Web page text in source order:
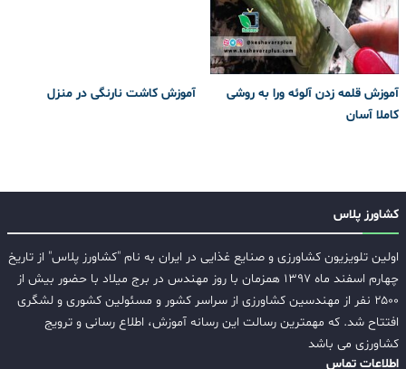
آموزش قلمه زدن آلوئه ورا به روشی
کاملا آسان
آموزش کاشت نارنگی در منزل
کشاورز پلاس
اولین تلویزیون کشاورزی و صنایع غذایی در ایران به نام "کشاورز پلاس" از تاریخ
چهارم اسفند ماه ۱۳۹۷ همزمان با روز مهندس در برج میلاد با حضور بیش از
۲۵۰۰ نفر از مهندسین کشاورزی از سراسر کشور و مسئولین کشوری و لشگری
افتتاح شد. که مهمترین رسالت این رسانه آموزش، اطلاع رسانی و ترویج
کشاورزی می باشد
اطلاعات تماس